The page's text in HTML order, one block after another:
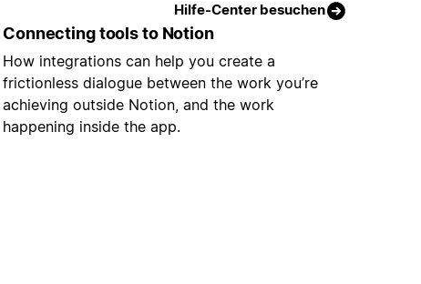
Hilfe-Center besuchen
Connecting tools to Notion
How integrations can help you create a
frictionless dialogue between the work you’re
achieving outside Notion, and the work
happening inside the app.